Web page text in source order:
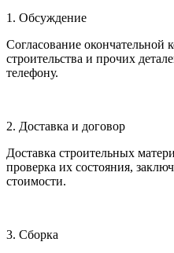
1. Обсуждение
Согласование окончательной
строительства и прочих
телефону.
2. Доставка и договор
Доставка строительных
проверка их состояния,
стоимости.
3. Сборка